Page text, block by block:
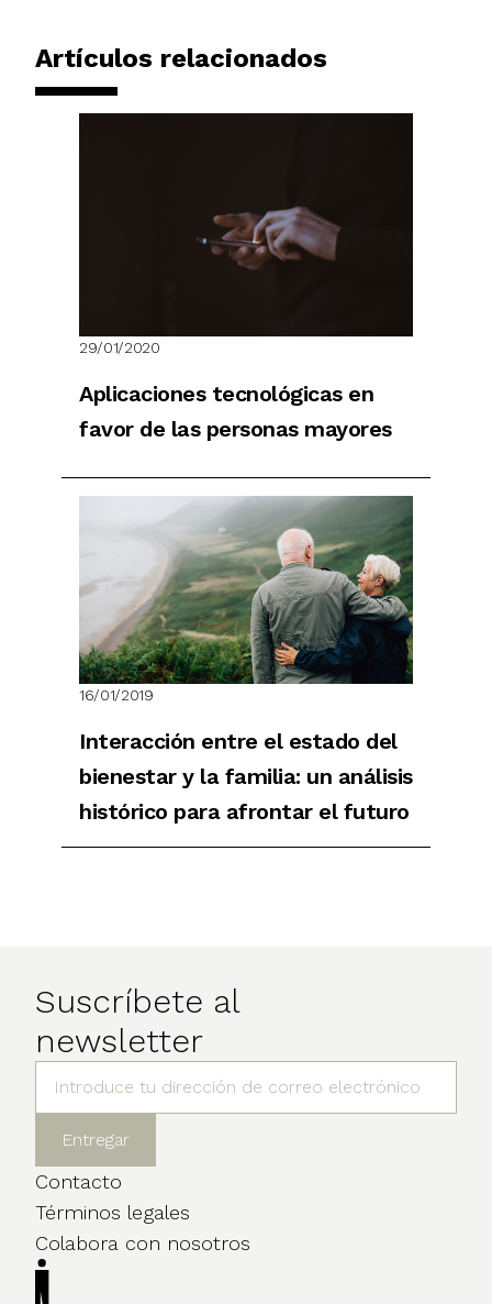
Artículos relacionados
29/01/2020
Aplicaciones tecnológicas en
favor de las personas mayores
16/01/2019
Interacción entre el estado del
bienestar y la familia: un análisis
histórico para afrontar el futuro
Suscríbete al
newsletter
Contacto
Términos legales
Colabora con nosotros